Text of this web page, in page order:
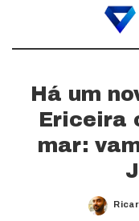
Há um
Ericeira
mar: